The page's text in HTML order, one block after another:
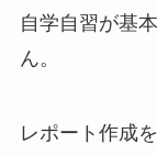
自学自習が基
ん。
レポート作成